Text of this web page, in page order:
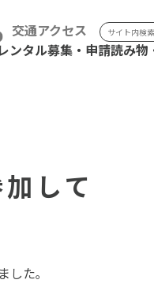
交通アクセス 検索:
ンタル募集・申請読み物
して
した｡